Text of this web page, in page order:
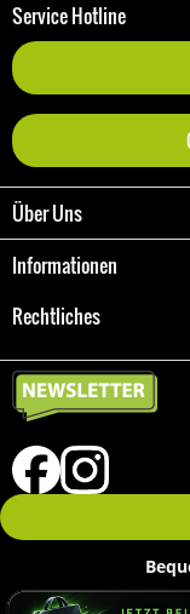
Service Hotline
Über Uns
Informationen
Rechtliches